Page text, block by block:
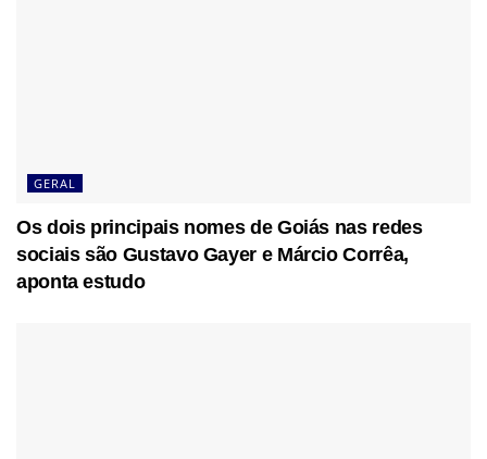
GERAL
Os dois principais nomes de Goiás nas redes
sociais são Gustavo Gayer e Márcio Corrêa,
aponta estudo